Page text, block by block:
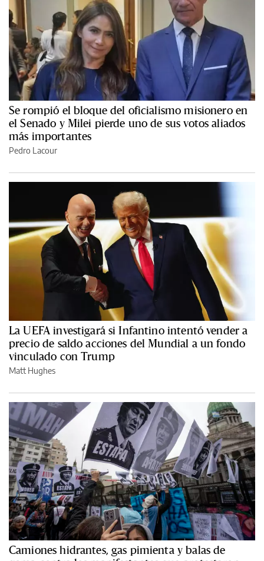
Se rompió el bloque del oficialismo misionero en
el Senado y Milei pierde uno de sus votos aliados
más importantes
Pedro Lacour
La UEFA investigará si Infantino intentó vender a
precio de saldo acciones del Mundial a un fondo
vinculado con Trump
Matt Hughes
Camiones hidrantes, gas pimienta y balas de